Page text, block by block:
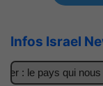
Infos Israel
: le pays qui nous